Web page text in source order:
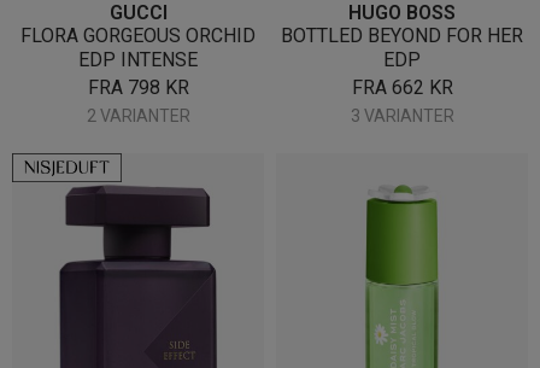
GUCCI
FLORA GORGEOUS ORCHID
EDP INTENSE
FRA 798 KR
2 VARIANTER
HUGO BOSS
BOTTLED BEYOND FOR HER
EDP
FRA 662 KR
3 VARIANTER